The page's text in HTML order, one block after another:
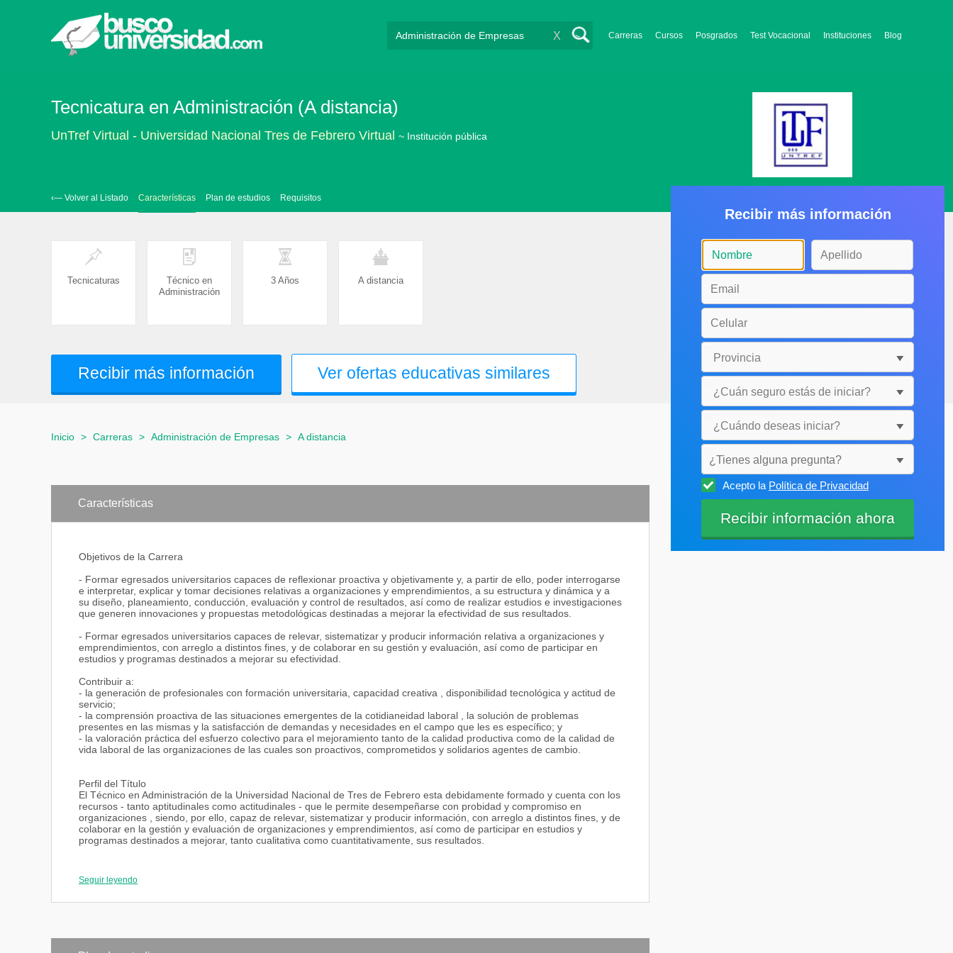
Carreras Cursos Posgrados Test Vocacional Instituciones Blog
X
Tecnicatura en Administración (A distancia)
UnTref Virtual - Universidad Nacional Tres de Febrero Virtual ~ Institución pública
‹— Volver al Listado Características Plan de estudios Requisitos
Tecnicaturas
Técnico en
Administración
3 Años A distancia
Recibir más información Ver ofertas educativas similares
Inicio > Carreras > Administración de Empresas > A distancia
Características
Objetivos de la Carrera
- Formar egresados universitarios capaces de reflexionar proactiva y objetivamente y, a partir de ello, poder interrogarse
e interpretar, explicar y tomar decisiones relativas a organizaciones y emprendimientos, a su estructura y dinámica y a
su diseño, planeamiento, conducción, evaluación y control de resultados, así como de realizar estudios e investigaciones
que generen innovaciones y propuestas metodológicas destinadas a mejorar la efectividad de sus resultados.
- Formar egresados universitarios capaces de relevar, sistematizar y producir información relativa a organizaciones y
emprendimientos, con arreglo a distintos fines, y de colaborar en su gestión y evaluación, así como de participar en
estudios y programas destinados a mejorar su efectividad.
Contribuir a:
- la generación de profesionales con formación universitaria, capacidad creativa , disponibilidad tecnológica y actitud de
servicio;
- la comprensión proactiva de las situaciones emergentes de la cotidianeidad laboral , la solución de problemas
presentes en las mismas y la satisfacción de demandas y necesidades en el campo que les es específico; y
- la valoración práctica del esfuerzo colectivo para el mejoramiento tanto de la calidad productiva como de la calidad de
vida laboral de las organizaciones de las cuales son proactivos, comprometidos y solidarios agentes de cambio.
Perfil del Título
El Técnico en Administración de la Universidad Nacional de Tres de Febrero esta debidamente formado y cuenta con los
recursos - tanto aptitudinales como actitudinales - que le permite desempeñarse con probidad y compromiso en
organizaciones , siendo, por ello, capaz de relevar, sistematizar y producir información, con arreglo a distintos fines, y de
colaborar en la gestión y evaluación de organizaciones y emprendimientos, así como de participar en estudios y
programas destinados a mejorar, tanto cualitativa como cuantitativamente, sus resultados.
- el contexto sociohistórico, su transformación y problemática contemporánea lo que le posibilita entender la compleja y
dinámica interrelación existente entre las organizaciones y la sociedad dentro del cual éstas se encuentran proactiva y
Seguir leyendo
Recibir más información
¿Tienes alguna pregunta?
Selecciónala
Acepto la Política de Privacidad